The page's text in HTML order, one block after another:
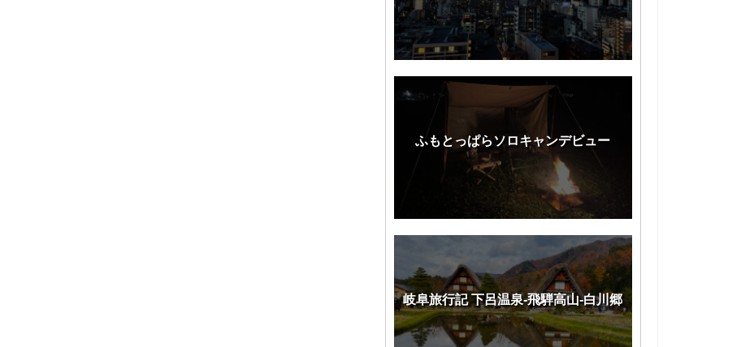
ふもとっぱらソロキャンデビュー
岐阜旅行記 下呂温泉-飛騨高山-白川郷